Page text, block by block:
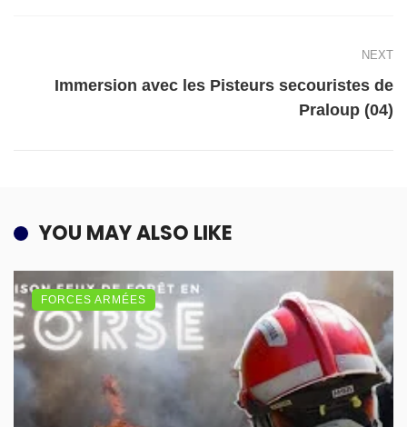
NEXT
Immersion avec les Pisteurs secouristes de
Praloup (04)
YOU MAY ALSO LIKE
FORCES ARMÉES